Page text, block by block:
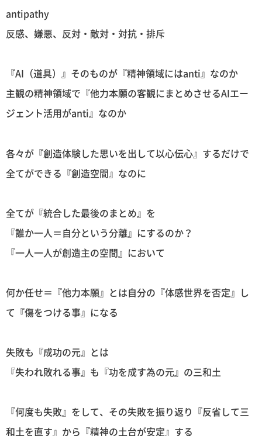
antipathy
反感、嫌悪、反対・敵対・対抗・排斥
『AI（道具）』そのものが『精神領域にはanti』なのか
主観の精神領域で『他力本願の客観にまとめさせるAIエー
ジェント活用がanti』なのか
各々が『創造体験した思いを出して以心伝心』するだけで
全てができる『創造空間』なのに
全てが『統合した最後のまとめ』を
『誰か一人＝自分という分離』にするのか？
『一人一人が創造主の空間』において
何か任せ＝『他力本願』とは自分の『体感世界を否定』し
て『傷をつける事』になる
失敗も『成功の元』とは
『失われ敗れる事』も『功を成す為の元』の三和土
『何度も失敗』をして、その失敗を振り返り『反省して三
和土を直す』から『精神の土台が安定』する